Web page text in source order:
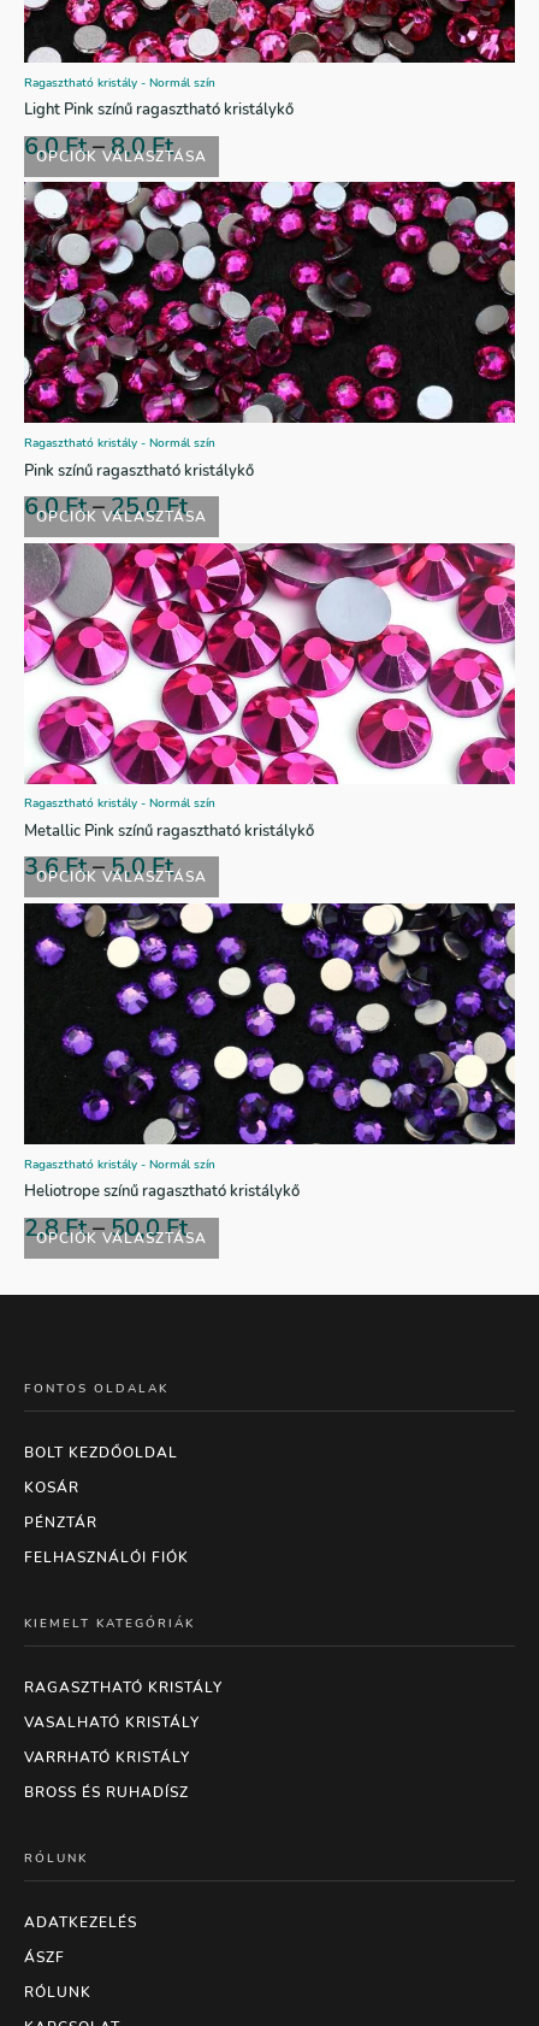
OPCIÓK VÁLASZTÁSA
Ragasztható kristály - Normál szín
Light Pink színű ragasztható kristálykő
6,0Ft–8,0Ft
OPCIÓK VÁLASZTÁSA
Ragasztható kristály - Normál szín
Pink színű ragasztható kristálykő
6,0Ft–25,0Ft
OPCIÓK VÁLASZTÁSA
Ragasztható kristály - Normál szín
Metallic Pink színű ragasztható kristálykő
3,6Ft–5,0Ft
OPCIÓK VÁLASZTÁSA
Ragasztható kristály - Normál szín
Heliotrope színű ragasztható kristálykő
2,8Ft–50,0Ft
FONTOS OLDALAK
BOLT KEZDŐOLDAL
KOSÁR
PÉNZTÁR
FELHASZNÁLÓI FIÓK
KIEMELT KATEGÓRIÁK
RAGASZTHATÓ KRISTÁLY
VASALHATÓ KRISTÁLY
VARRHATÓ KRISTÁLY
BROSS ÉS RUHADÍSZ
RÓLUNK
ADATKEZELÉS
ÁSZF
RÓLUNK